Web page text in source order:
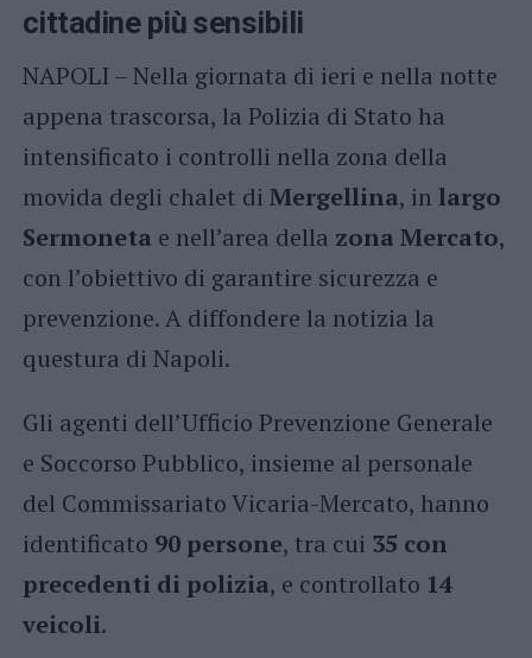
cittadine più sensibili
NAPOLI – Nella giornata di ieri e nella notte
appena trascorsa, la Polizia di Stato ha
intensificato i controlli nella zona della
movida degli chalet di Mergellina, in largo
Sermoneta e nell’area della zona Mercato,
con l’obiettivo di garantire sicurezza e
prevenzione. A diffondere la notizia la
questura di Napoli.
Gli agenti dell’Ufficio Prevenzione Generale
e Soccorso Pubblico, insieme al personale
del Commissariato Vicaria-Mercato, hanno
identificato 90 persone, tra cui 35 con
precedenti di polizia, e controllato 14
veicoli.